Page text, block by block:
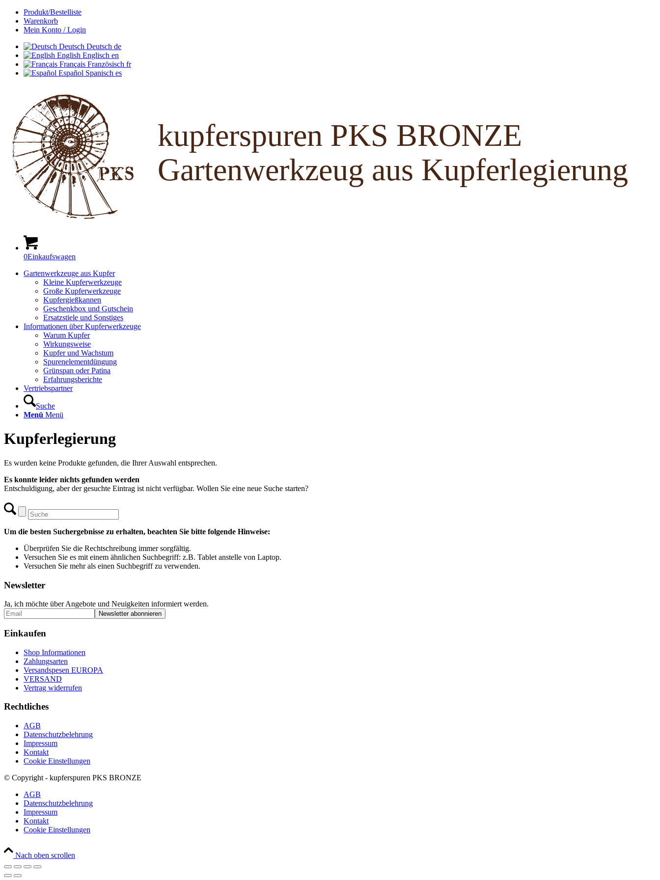
Produkt/Bestelliste
Warenkorb
Mein Konto / Login
Deutsch Deutsch de
English Englisch en
Français Französisch fr
Español Spanisch es
kupferspuren PKS BRONZE
Gartenwerkzeug aus Kupferlegierung
0Einkaufswagen
Gartenwerkzeuge aus Kupfer
Kleine Kupferwerkzeuge
Große Kupferwerkzeuge
Kupfergießkannen
Geschenkbox und Gutschein
Ersatzstiele und Sonstiges
Informationen über Kupferwerkzeuge
Warum Kupfer
Wirkungsweise
Kupfer und Wachstum
Spurenelementdüngung
Grünspan oder Patina
Erfahrungsberichte
Vertriebspartner
Suche
Menü Menü
Kupferlegierung
Es wurden keine Produkte gefunden, die Ihrer Auswahl entsprechen.
Es konnte leider nichts gefunden werden
Entschuldigung, aber der gesuchte Eintrag ist nicht verfügbar. Wollen Sie eine neue Suche starten?
Um die besten Suchergebnisse zu erhalten, beachten Sie bitte folgende Hinweise:
Überprüfen Sie die Rechtschreibung immer sorgfältig.
Versuchen Sie es mit einem ähnlichen Suchbegriff: z.B. Tablet anstelle von Laptop.
Versuchen Sie mehr als einen Suchbegriff zu verwenden.
Newsletter
Ja, ich möchte über Angebote und Neuigkeiten informiert werden.
Einkaufen
Shop Informationen
Zahlungsarten
Versandspesen EUROPA
VERSAND
Vertrag widerrufen
Rechtliches
AGB
Datenschutzbelehrung
Impressum
Kontakt
Cookie Einstellungen
© Copyright - kupferspuren PKS BRONZE
AGB
Datenschutzbelehrung
Impressum
Kontakt
Cookie Einstellungen
Nach oben scrollen